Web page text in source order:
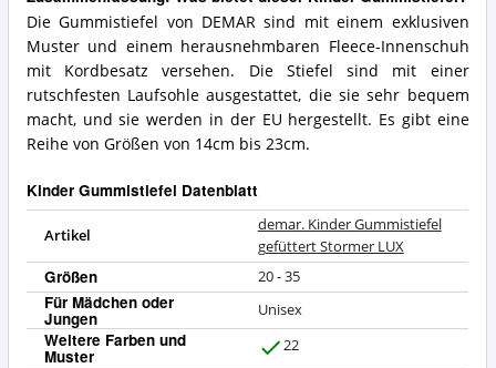
Die Gummistiefel von DEMAR sind mit einem exklusiven
Muster und einem herausnehmbaren Fleece-Innenschuh
mit Kordbesatz versehen. Die Stiefel sind mit einer
rutschfesten Laufsohle ausgestattet, die sie sehr bequem
macht, und sie werden in der EU hergestellt. Es gibt eine
Reihe von Größen von 14cm bis 23cm.
Kinder Gummistiefel Datenblatt
Artikel
demar. Kinder Gummistiefel
gefüttert Stormer LUX
Größen 20 - 35
Für Mädchen oder
Jungen Unisex
Weitere Farben und
Muster 22